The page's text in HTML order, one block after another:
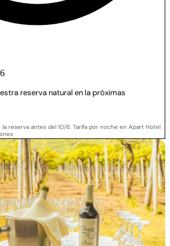
reserva natural en la próximas
reserva antes del 10/6. Tarifa por noche en Apart Hotel